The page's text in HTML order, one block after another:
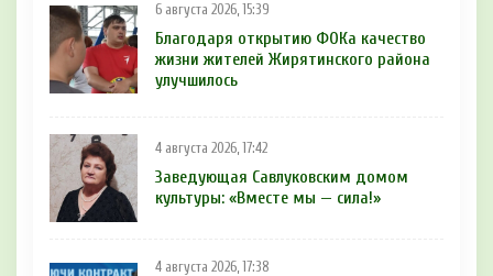
6 августа 2026, 15:39
Благодаря открытию ФОКа качество
жизни жителей Жирятинского района
улучшилось
4 августа 2026, 17:42
Заведующая Савлуковским домом
культуры: «Вместе мы — сила!»
4 августа 2026, 17:38